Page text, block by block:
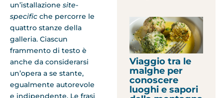
un’istallazione site-
specific che percorre le
quattro stanze della
galleria. Ciascun
frammento di testo è
anche da considerarsi
un’opera a se stante,
egualmente autorevole
e indipendente. Le frasi
Viaggio tra le
malghe per
conoscere
luoghi e sapori